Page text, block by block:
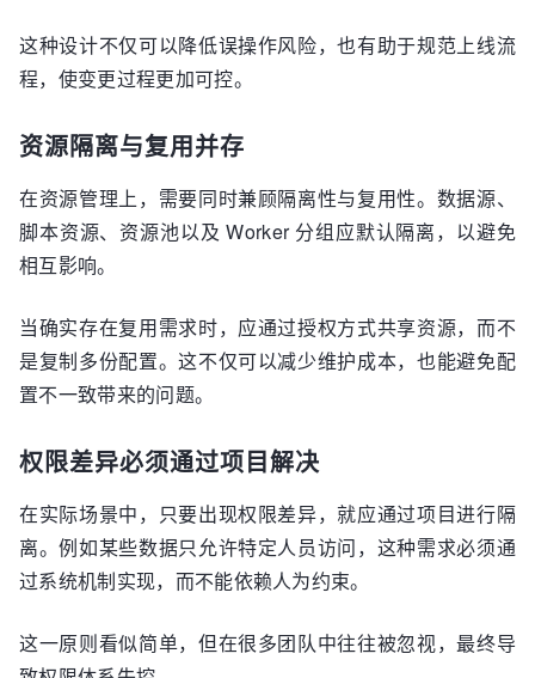
这种设计不仅可以降低误操作风险，也有助于规范上线流
程，使变更过程更加可控。
资源隔离与复用并存
在资源管理上，需要同时兼顾隔离性与复用性。数据源、
脚本资源、资源池以及 Worker 分组应默认隔离，以避免
相互影响。
当确实存在复用需求时，应通过授权方式共享资源，而不
是复制多份配置。这不仅可以减少维护成本，也能避免配
置不一致带来的问题。
权限差异必须通过项目解决
在实际场景中，只要出现权限差异，就应通过项目进行隔
离。例如某些数据只允许特定人员访问，这种需求必须通
过系统机制实现，而不能依赖人为约束。
这一原则看似简单，但在很多团队中往往被忽视，最终导